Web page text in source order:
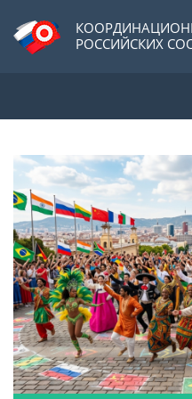
РОССИЙСКИХ